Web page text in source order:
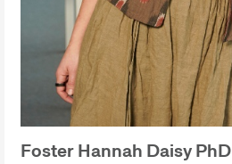
Foster Hannah Daisy PhD